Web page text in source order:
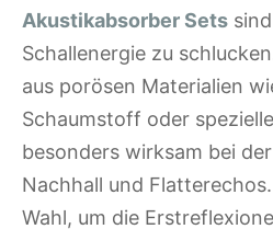
Akustikabsorber Sets
Schallenergie zu
aus porösen Materialien
Schaumstoff oder
besonders wirksam bei
Nachhall und
Wahl, um die